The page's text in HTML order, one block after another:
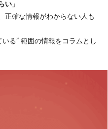
い 」
正確な情報がわからない人も
る” 範囲の情報をコラムとし